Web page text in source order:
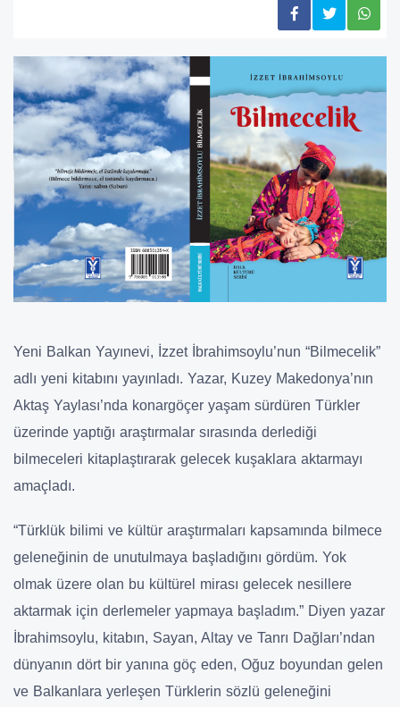
Yeni Balkan Yayınevi, İzzet İbrahimsoylu’nun “Bilmecelik”
adlı yeni kitabını yayınladı. Yazar, Kuzey Makedonya’nın
Aktaş Yaylası’nda konargöçer yaşam sürdüren Türkler
üzerinde yaptığı araştırmalar sırasında derlediği
bilmeceleri kitaplaştırarak gelecek kuşaklara aktarmayı
amaçladı.
“Türklük bilimi ve kültür araştırmaları kapsamında bilmece
geleneğinin de unutulmaya başladığını gördüm. Yok
olmak üzere olan bu kültürel mirası gelecek nesillere
aktarmak için derlemeler yapmaya başladım.” Diyen yazar
İbrahimsoylu, kitabın, Sayan, Altay ve Tanrı Dağları’ndan
dünyanın dört bir yanına göç eden, Oğuz boyundan gelen
ve Balkanlara yerleşen Türklerin sözlü geleneğini